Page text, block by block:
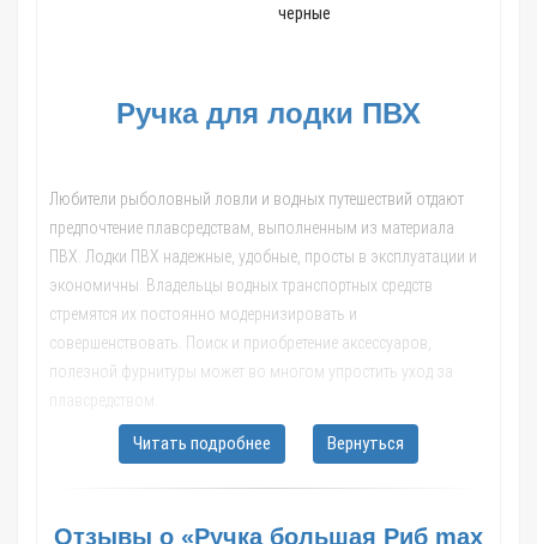
черные
Ручка для лодки ПВХ
Любители рыболовный ловли и водных путешествий отдают
предпочтение плавсредствам, выполненным из материала
ПВХ. Лодки ПВХ надежные, удобные, просты в эксплуатации и
экономичны. Владельцы водных транспортных средств
стремятся их постоянно модернизировать и
совершенствовать. Поиск и приобретение аксессуаров,
полезной фурнитуры может во многом упростить уход за
плавсредством.
Популярным приобретением среди поклонников водного
отдыха является ручка переноски лодки. Ее функциональное
низким уровнем воды, а также, для намотки якорного фала.
Читать подробнее Вернуться
Отзывы о «Ручка большая Риб max